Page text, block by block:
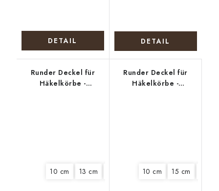
DETAIL DETAIL
Runder Deckel für
Häkelkörbe -
10 cm 13 cm 18 cm 20 cm
Runder Deckel für
Häkelkörbe -
10 cm 15 cm